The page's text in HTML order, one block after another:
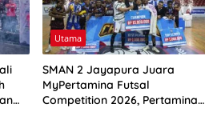
Utama
SMAN 2 Jayapura Juara
MyPertamina Futsal
Competition 2026, Pertamina